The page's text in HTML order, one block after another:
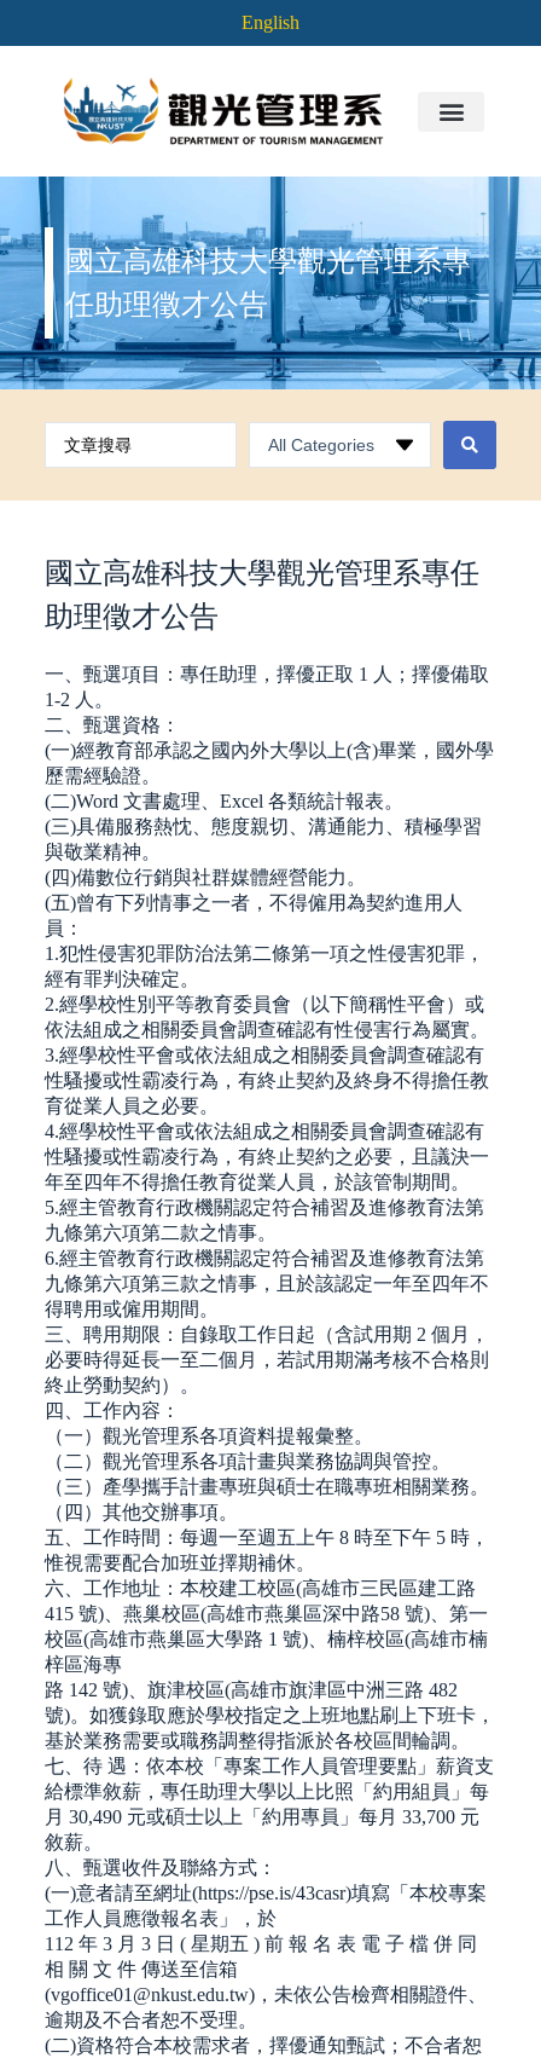
English
國立高雄科技大學觀光管理系專
任助理徵才公告
國立高雄科技大學觀光管理系專任
助理徵才公告
一、甄選項目：專任助理，擇優正取 1 人；擇優備取
1-2 人。
二、甄選資格：
(一)經教育部承認之國內外大學以上(含)畢業，國外學
歷需經驗證。
(二)Word 文書處理、Excel 各類統計報表。
(三)具備服務熱忱、態度親切、溝通能力、積極學習
與敬業精神。
(四)備數位行銷與社群媒體經營能力。
(五)曾有下列情事之一者，不得僱用為契約進用人
員：
1.犯性侵害犯罪防治法第二條第一項之性侵害犯罪，
經有罪判決確定。
2.經學校性別平等教育委員會（以下簡稱性平會）或
依法組成之相關委員會調查確認有性侵害行為屬實。
3.經學校性平會或依法組成之相關委員會調查確認有
性騷擾或性霸凌行為，有終止契約及終身不得擔任教
育從業人員之必要。
4.經學校性平會或依法組成之相關委員會調查確認有
性騷擾或性霸凌行為，有終止契約之必要，且議決一
年至四年不得擔任教育從業人員，於該管制期間。
5.經主管教育行政機關認定符合補習及進修教育法第
九條第六項第二款之情事。
6.經主管教育行政機關認定符合補習及進修教育法第
九條第六項第三款之情事，且於該認定一年至四年不
得聘用或僱用期間。
三、聘用期限：自錄取工作日起（含試用期 2 個月，
必要時得延長一至二個月，若試用期滿考核不合格則
終止勞動契約）。
四、工作內容：
（一）觀光管理系各項資料提報彙整。
（二）觀光管理系各項計畫與業務協調與管控。
（三）產學攜手計畫專班與碩士在職專班相關業務。
（四）其他交辦事項。
五、工作時間：每週一至週五上午 8 時至下午 5 時，
惟視需要配合加班並擇期補休。
六、工作地址：本校建工校區(高雄市三民區建工路
415 號)、燕巢校區(高雄市燕巢區深中路58 號)、第一
校區(高雄市燕巢區大學路 1 號)、楠梓校區(高雄市楠
梓區海專
路 142 號)、旗津校區(高雄市旗津區中洲三路 482
號)。如獲錄取應於學校指定之上班地點刷上下班卡，
基於業務需要或職務調整得指派於各校區間輪調。
七、待 遇：依本校「專案工作人員管理要點」薪資支
給標準敘薪，專任助理大學以上比照「約用組員」每
月 30,490 元或碩士以上「約用專員」每月 33,700 元
敘薪。
八、甄選收件及聯絡方式：
(一)意者請至網址(https://pse.is/43casr)填寫「本校專案
工作人員應徵報名表」，於
112 年 3 月 3 日 ( 星期五 ) 前 報 名 表 電 子 檔 併 同
相 關 文 件 傳送至信箱
(vgoffice01@nkust.edu.tw)，未依公告檢齊相關證件、
逾期及不合者恕不受理。
(二)資格符合本校需求者，擇優通知甄試；不合者恕